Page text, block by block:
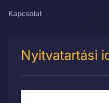
Kapcsolat
Nyitvatartási